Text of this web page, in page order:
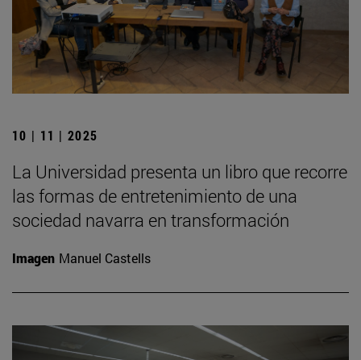
10 | 11 | 2025
La Universidad presenta un libro que recorre
las formas de entretenimiento de una
sociedad navarra en transformación
Imagen Manuel Castells